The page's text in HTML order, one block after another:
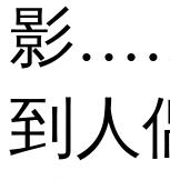
影
到人